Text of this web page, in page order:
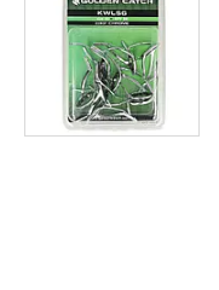
Доставка та оплата
Повернення та обмін
Відгуки